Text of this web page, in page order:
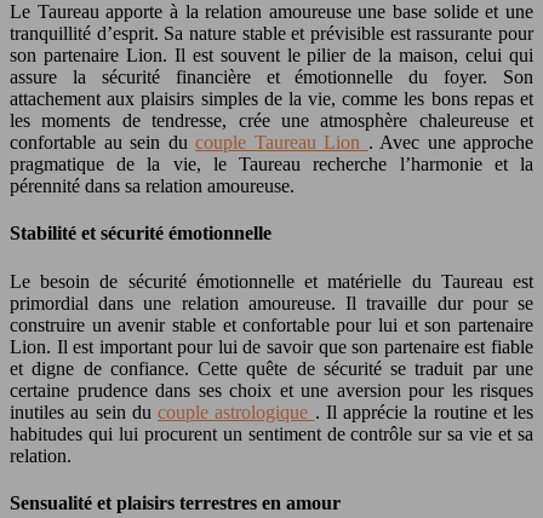
Le Taureau apporte à la relation amoureuse une base solide et une
tranquillité d’esprit. Sa nature stable et prévisible est rassurante pour
son partenaire Lion. Il est souvent le pilier de la maison, celui qui
assure la sécurité financière et émotionnelle du foyer. Son
attachement aux plaisirs simples de la vie, comme les bons repas et
les moments de tendresse, crée une atmosphère chaleureuse et
confortable au sein du couple Taureau Lion . Avec une approche
pragmatique de la vie, le Taureau recherche l’harmonie et la
pérennité dans sa relation amoureuse.
Stabilité et sécurité émotionnelle
Le besoin de sécurité émotionnelle et matérielle du Taureau est
primordial dans une relation amoureuse. Il travaille dur pour se
construire un avenir stable et confortable pour lui et son partenaire
Lion. Il est important pour lui de savoir que son partenaire est fiable
et digne de confiance. Cette quête de sécurité se traduit par une
certaine prudence dans ses choix et une aversion pour les risques
inutiles au sein du couple astrologique . Il apprécie la routine et les
habitudes qui lui procurent un sentiment de contrôle sur sa vie et sa
relation.
Sensualité et plaisirs terrestres en amour